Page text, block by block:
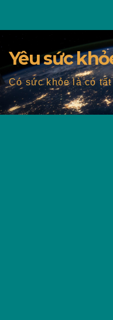
Yêu sức
Có sức khỏe là có tất